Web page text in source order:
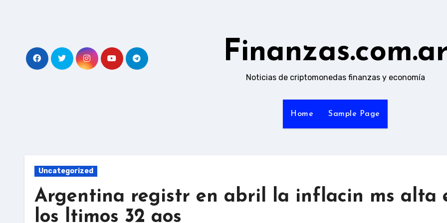
Noticias de criptomonedas finanzas y economía
Home Sample Page
Uncategorized
Argentina registr en abril la inflacin ms alta
los ltimos 32 aos